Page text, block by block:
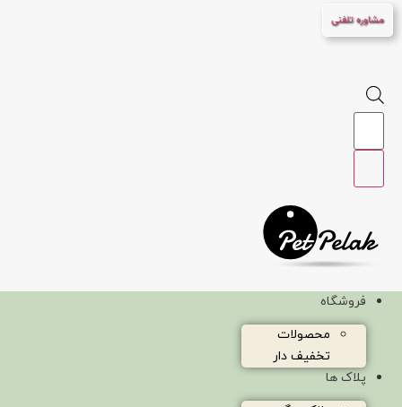
پرش
به
مشاوره تلفنی
Products
فروشگاه
محصولات
تخفیف دار
پلاک ها